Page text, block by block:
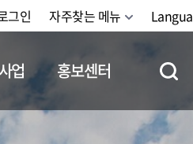
그인 자주찾는 메뉴
업 홍보센터